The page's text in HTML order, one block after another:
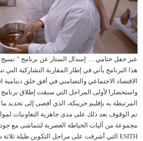
عبر حفل ختامي … إسدال الستار عن برنامج ” نسيج ”
هذا البرنامج يأتي في إطار المقاربة التشاركية
الاقتصاد الاجتماعي والتضامني في أفق خلق دينامية
واستحضارا لأولى المراحل التي سبقت إطلاق
المرتبطة به بإقليم خريبكة، الذي أفضى إلى تحديد ما يقارب 30 تعاونية تم انتقاء 7 منها استوفت
تم الوقوف بعد ذلك على مدى جاهزية التعاونيات
مجموعة من آليات الخياطة العصرية لتتماشى مع
ESITH التي أشرفت على مراحل التكوين طيلة ثلاثة سنوات.